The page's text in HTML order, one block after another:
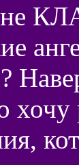
хочу